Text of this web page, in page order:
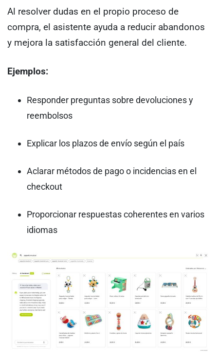
Al resolver dudas en el propio proceso de
compra, el asistente ayuda a reducir abandonos
y mejora la satisfacción general del cliente.
Ejemplos:
Responder preguntas sobre devoluciones y
reembolsos
Explicar los plazos de envío según el país
Aclarar métodos de pago o incidencias en el
checkout
Proporcionar respuestas coherentes en varios
idiomas